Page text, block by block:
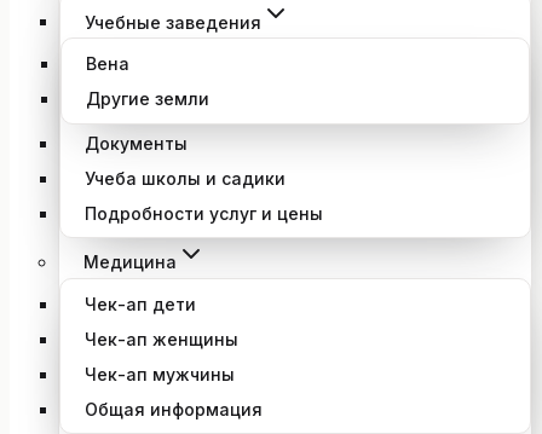
Учебные заведения
Вена
Другие земли
Документы
Учеба школы и садики
Подробности услуг и цены
Медицина
Чек-ап дети
Чек-ап женщины
Чек-ап мужчины
Общая информация